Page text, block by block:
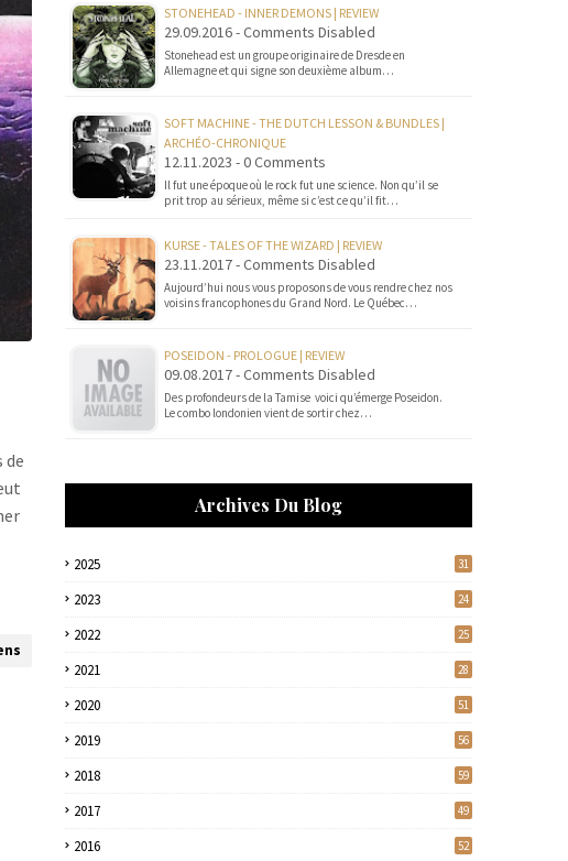
de
STONEHEAD - INNER DEMONS | REVIEW
29.09.2016 - Comments Disabled
Stonehead est un groupe originaire de Dresde en
Allemagne et qui signe son deuxième album…
SOFT MACHINE - THE DUTCH LESSON & BUNDLES |
ARCHÉO-CHRONIQUE
12.11.2023 - 0 Comments
Il fut une époque où le rock fut une science. Non qu’il se
prit trop au sérieux, même si c’est ce qu’il fit…
KURSE - TALES OF THE WIZARD | REVIEW
23.11.2017 - Comments Disabled
Aujourd’hui nous vous proposons de vous rendre chez nos
voisins francophones du Grand Nord. Le Québec…
POSEIDON - PROLOGUE | REVIEW
09.08.2017 - Comments Disabled
Des profondeurs de la Tamise voici qu’émerge Poseidon.
Le combo londonien vient de sortir chez…
Archives Du Blog
2025 31
2023 24
2022 25
2021 28
2020 51
2019 56
2018 59
2017 49
2016 52